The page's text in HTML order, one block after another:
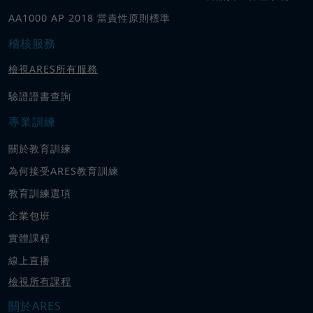
AA1000 AP 2018 當責性原則標準
稽核服務
檢視ARES所有服務
驗證證書查詢
專業訓練
關於教育訓練
為何接受ARES教育訓練
教育訓練選項
企業包班
實體課程
線上直播
檢視所有課程
關於ARES